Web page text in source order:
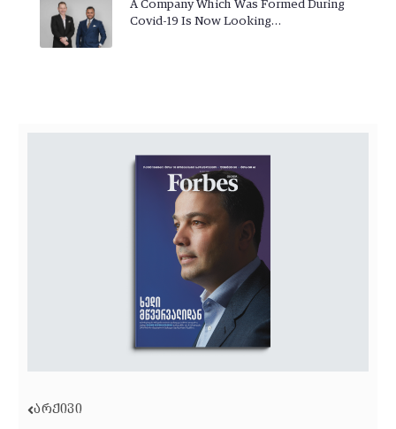
A Company Which Was Formed During
Covid-19 Is Now Looking…
ᲐᲠᲥᲘᲕᲘ